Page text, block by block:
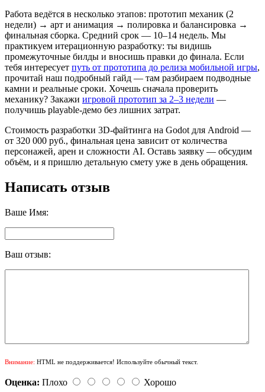
Работа ведётся в несколько этапов: прототип механик (2
недели) → арт и анимация → полировка и балансировка →
финальная сборка. Средний срок — 10–14 недель. Мы
практикуем итерационную разработку: ты видишь
промежуточные билды и вносишь правки до финала. Если
тебя интересует путь от прототипа до релиза мобильной игры,
прочитай наш подробный гайд — там разбираем подводные
камни и реальные сроки. Хочешь сначала проверить
механику? Закажи игровой прототип за 2–3 недели —
получишь playable-демо без лишних затрат.
Стоимость разработки 3D-файтинга на Godot для Android —
от 320 000 руб., финальная цена зависит от количества
персонажей, арен и сложности AI. Оставь заявку — обсудим
объём, и я пришлю детальную смету уже в день обращения.
Написать отзыв
Ваше Имя:
Ваш отзыв:
Внимание: HTML не поддерживается! Используйте обычный текст.
Оценка: Плохо
Хорошо